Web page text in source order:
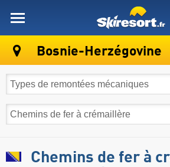
Bosnie-Herzégovine
Chemins de fer à